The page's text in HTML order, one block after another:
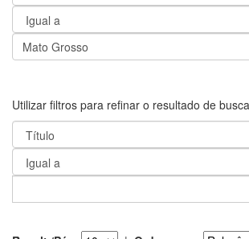
Utilizar filtros para refinar o resultado de